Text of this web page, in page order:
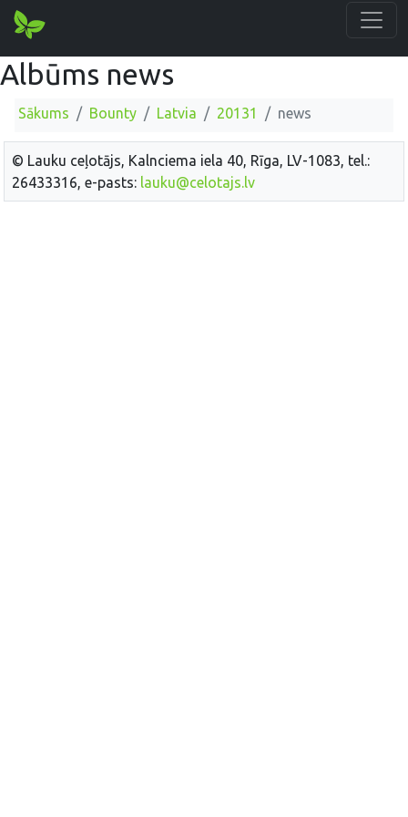
Albūms news
Sākums Bounty Latvia 20131 news
© Lauku ceļotājs, Kalnciema iela 40, Rīga, LV-1083, tel.:
26433316, e-pasts: lauku@celotajs.lv